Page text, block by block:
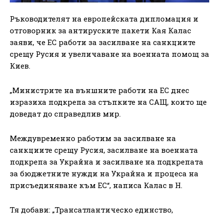
Ръководителят на европейската дипломация и
отговорник за антируските пакети Кая Калас
заяви, че ЕС работи за засилване на санкциите
срещу Русия и увеличаване на военната помощ за
Киев.
„Министрите на външните работи на ЕС днес
изразиха подкрепа за стъпките на САЩ, които ще
доведат до справедлив мир.
Междувременно работим за засилване на
санкциите срещу Русия, засилване на военната
подкрепа за Украйна и засилване на подкрепата
за бюджетните нужди на Украйна и процеса на
присъединяване към ЕС“, написа Калас в H.
Тя добави: „Трансатлантическо единство,